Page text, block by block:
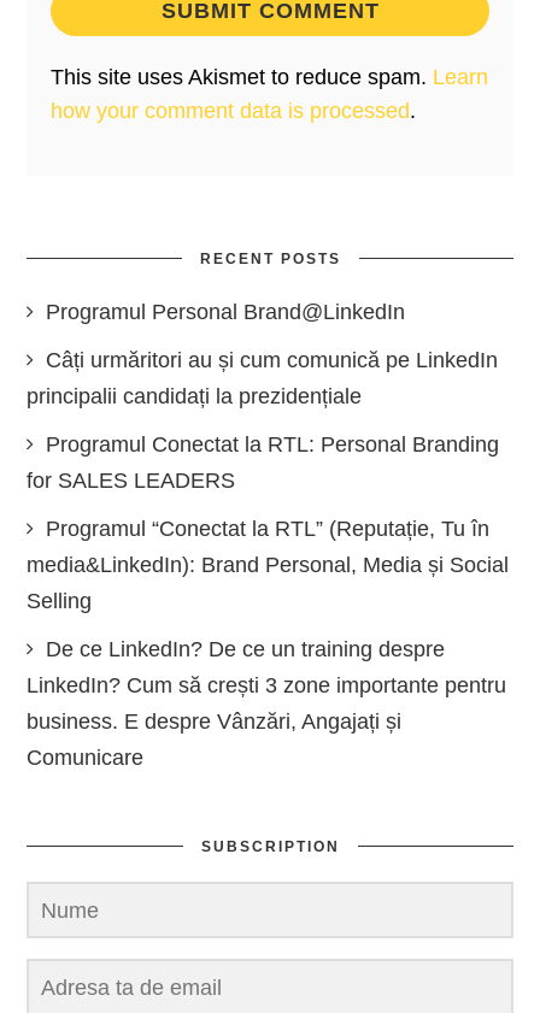
This site uses Akismet to reduce spam. Learn
how your comment data is processed.
RECENT POSTS
Programul Personal Brand@LinkedIn
Câți urmăritori au și cum comunică pe LinkedIn
principalii candidați la prezidențiale
Programul Conectat la RTL: Personal Branding
for SALES LEADERS
Programul “Conectat la RTL” (Reputație, Tu în
media&LinkedIn): Brand Personal, Media și Social
Selling
De ce LinkedIn? De ce un training despre
LinkedIn? Cum să crești 3 zone importante pentru
business. E despre Vânzări, Angajați și
Comunicare
SUBSCRIPTION